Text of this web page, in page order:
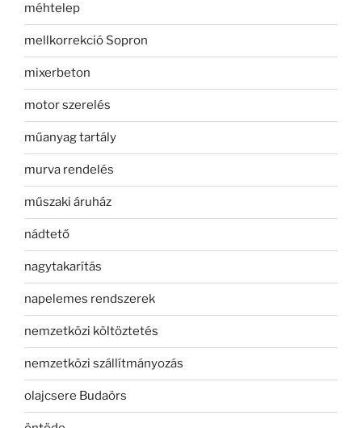
méhtelep
mellkorrekció Sopron
mixerbeton
motor szerelés
műanyag tartály
murva rendelés
műszaki áruház
nádtető
nagytakarítás
napelemes rendszerek
nemzetközi költöztetés
nemzetközi szállítmányozás
olajcsere Budaörs